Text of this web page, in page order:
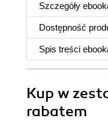
Szczegóły
Dostępność
Spis treści
Kup w
rabatem